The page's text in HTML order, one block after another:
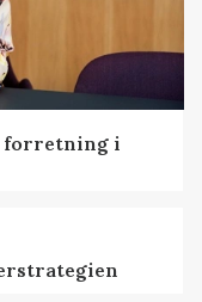
forretning i